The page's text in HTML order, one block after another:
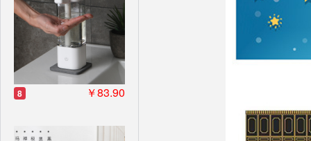
8 ￥83.90